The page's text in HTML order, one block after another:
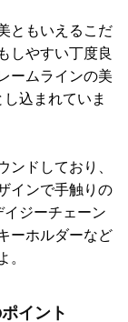
ともいえるこだ
しやすい丁度良
ームラインの美
込まれていま
ドしており、
インで手触りの
ジーチェーン
ーホルダーなど
イント